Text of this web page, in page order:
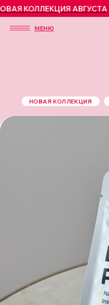
КОЛЛЕКЦИЯ АВГУСТА
МЕНЮ
НОВАЯ КОЛЛЕКЦИЯ